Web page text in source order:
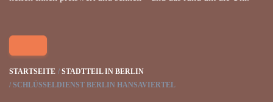
STARTSEITE
STADTTEIL IN BERLIN
SCHLÜSSELDIENST BERLIN HANSAVIERTEL